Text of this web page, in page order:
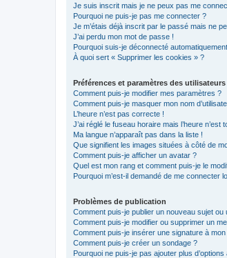
Je suis inscrit mais je ne peux pas me
Pourquoi ne puis-je pas me connecter ?
Je m’étais déjà inscrit par le passé mais ne
J’ai perdu mon mot de passe !
Pourquoi suis-je déconnecté
À quoi sert « Supprimer les cookies » ?
Préférences et paramètres des utilisateurs
Comment puis-je modifier mes paramètres ?
Comment puis-je masquer mon nom
L’heure n’est pas correcte !
J’ai réglé le fuseau horaire mais l’heure n’est
Ma langue n’apparaît pas dans la liste !
Que signifient les images situées à côté de
Comment puis-je afficher un avatar ?
Quel est mon rang et comment puis-je le
Pourquoi m’est-il demandé de me connecter
Problèmes de publication
Comment puis-je publier un nouveau sujet ou
Comment puis-je modifier ou supprimer un
Comment puis-je insérer une signature à
Comment puis-je créer un sondage ?
Pourquoi ne puis-je pas ajouter plus